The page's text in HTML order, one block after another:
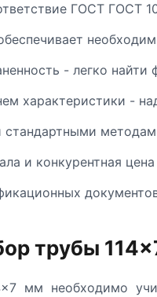
ГОСТ ГОСТ
- легко
характеристики -
и конкурентная
трубы
мм необходимо